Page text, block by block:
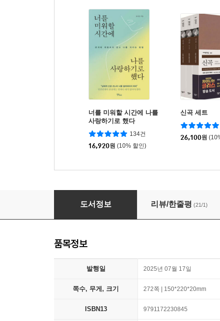
너를 미워할 시간에 나를
사랑하기로 했다
134건
16,920원 (10% 할인)
신곡 세트
26,100원
신선 두꺼비가 지키는 전통 사찰 이야기
도서정보 리뷰/한줄평 (21/1)
품목정보
발행일 2025년 07월 17일
쪽수, 무게, 크기 272쪽 | 150*220*20mm
ISBN13 9791172230845